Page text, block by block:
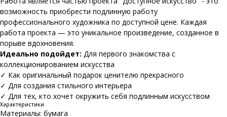
возможность приобрести подлинную работу
профессионального художника по доступной цене. Каждая
работа проекта — это уникальное произведение, созданное в
порыве вдохновения.
Идеально подойдет: Для первого знакомства с
коллекционированием искусства
✓ Как оригинальный подарок ценителю прекрасного
✓ Для создания стильного интерьера
✓ Для тех, кто хочет окружить себя подлинным искусством
Характеристики
Материалы: бумага